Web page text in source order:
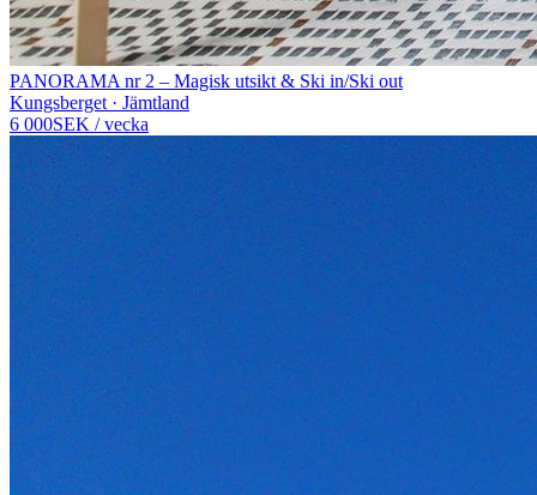
PANORAMA nr 2 – Magisk utsikt & Ski in/Ski out
Kungsberget · Jämtland
6 000SEK /vecka